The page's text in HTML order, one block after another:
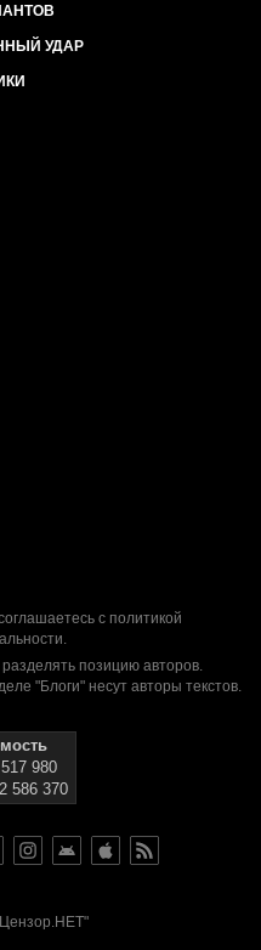
УДАР
с политикой
.
позицию авторов.
"Блоги" несут авторы текстов.
517 980
586 370